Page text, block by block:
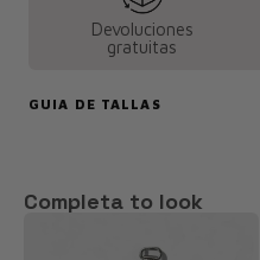
Devoluciones
gratuitas
GUIA DE TALLAS
Completa to look